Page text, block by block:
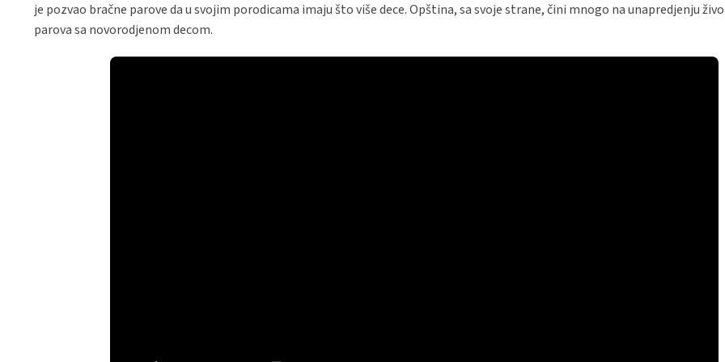
je pozvao bračne parove da u svojim porodicama imaju što više dece. Opština, sa svoje strane, čini mnogo na unapredjenju
parova sa novorodjenom decom.